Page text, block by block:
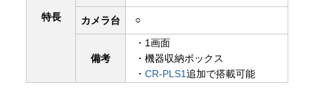
特長 カメラ台 ○
備考
・1画面
・機器収納ボックス
・ CR-PLS1追加で搭載可能